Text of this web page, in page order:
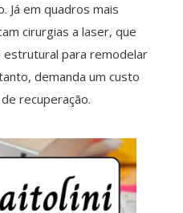
Já em quadros mais
cirurgias a laser, que
para remodelar
demanda um custo
recuperação.